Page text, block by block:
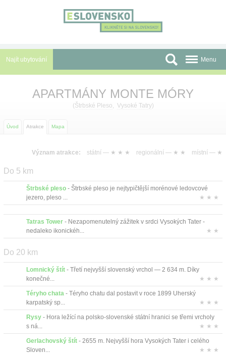
Najít ubytování
Autobusové zájezdy
Před cestou
Atrakce
Menu
APARTMÁNY MONTE MÓRY
(Štrbské Pleso, Vysoké Tatry)
Úvod Atrakce Mapa
Význam atrakce: státní — ★ ★ ★ regionální — ★ ★ místní — ★
Do 5 km
Štrbské pleso - Štrbské pleso je nejtypičtější morénové ledovcové
jezero, pleso ...
★ ★ ★
Tatras Tower - Nezapomenutelný zážitek v srdci Vysokých Tater -
nedaleko ikonickéh...
★ ★
Do 20 km
Lomnický štít - Třetí nejvyšší slovenský vrchol — 2 634 m. Díky
konečné...
★ ★ ★
Téryho chata - Téryho chatu dal postavit v roce 1899 Uherský
karpatský sp...
★ ★ ★
Rysy - Hora ležící na polsko-slovenské státní hranici se třemi vrcholy
s ná...
★ ★ ★
Gerlachovský štít - 2655 m. Nejvyšší hora Vysokých Tater i celého
Sloven...
★ ★ ★